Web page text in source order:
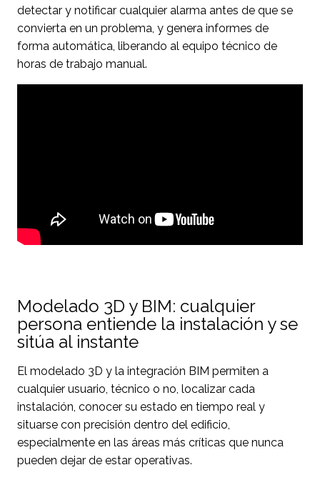
detectar y notificar cualquier alarma antes de que se
convierta en un problema, y genera informes de
forma automática, liberando al equipo técnico de
horas de trabajo manual.
Modelado 3D y BIM: cualquier
persona entiende la instalación y se
sitúa al instante
El modelado 3D y la integración BIM permiten a
cualquier usuario, técnico o no, localizar cada
instalación, conocer su estado en tiempo real y
situarse con precisión dentro del edificio,
especialmente en las áreas más críticas que nunca
pueden dejar de estar operativas.